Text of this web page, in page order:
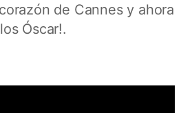
de Cannes y ahora
Óscar!.